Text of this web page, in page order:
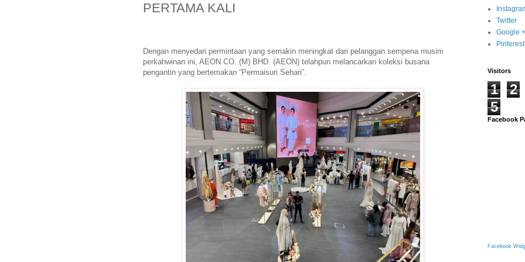
PERTAMA KALI
Dengan menyedari permintaan yang semakin meningkat dari pelanggan sempena musim
perkahwinan ini, AEON CO. (M) BHD. (AEON) telahpun melancarkan koleksi busana
pengantin yang bertemakan “Permaisuri Sehari”.
Twitter
Google +
Pinterest
Visitors
1 2
5
Facebook
Facebook